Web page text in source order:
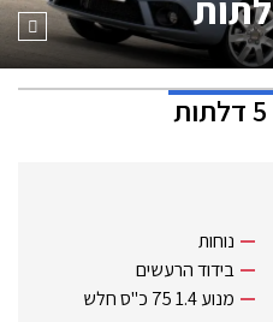
נוחות
בידוד הרעשים
מנוע 1.4 75 כ"ס חלש